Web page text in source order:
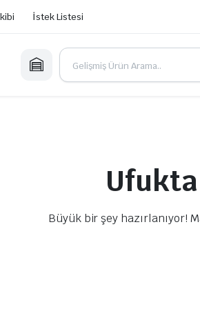
İstek Listesi
Büyük bir şey hazırlanıyor!